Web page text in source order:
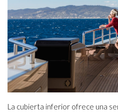
La cubierta inferior ofrece una